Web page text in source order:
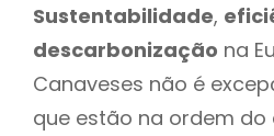
Sustentabilidade,
descarbonização na
Canaveses não é
que estão na ordem do